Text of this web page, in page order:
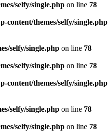
selfy/single.php on line 78
content/themes/selfy/single.php
selfy/single.php on line 78
selfy/single.php on line 78
content/themes/selfy/single.php
selfy/single.php on line 78
selfy/single.php on line 78